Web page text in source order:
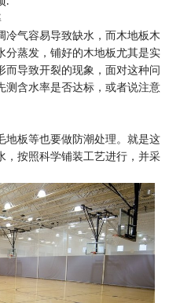
冷气容易导致缺水，而木地板木
分蒸发，铺好的木地板尤其是实
而导致开裂的现象，面对这种问
测含水率是否达标，或者说注意
地板等也要做防潮处理。就是这
，按照科学铺装工艺进行，并采